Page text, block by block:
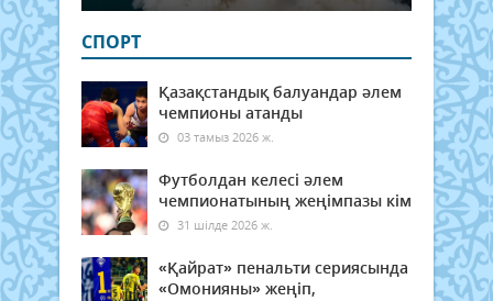
СПОРТ
Қазақстандық балуандар әлем
чемпионы атанды
03 тамыз 2026 ж.
Футболдан келесі әлем
чемпионатының жеңімпазы кім
31 шілде 2026 ж.
«Қайрат» пенальти сериясында
«Омонияны» жеңіп,